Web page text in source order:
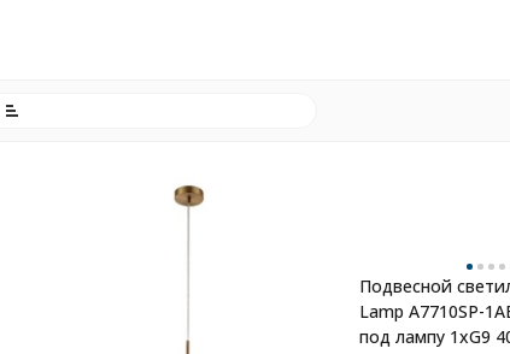
Подвесной
Lamp A7710SP-
под лампу 1xG9